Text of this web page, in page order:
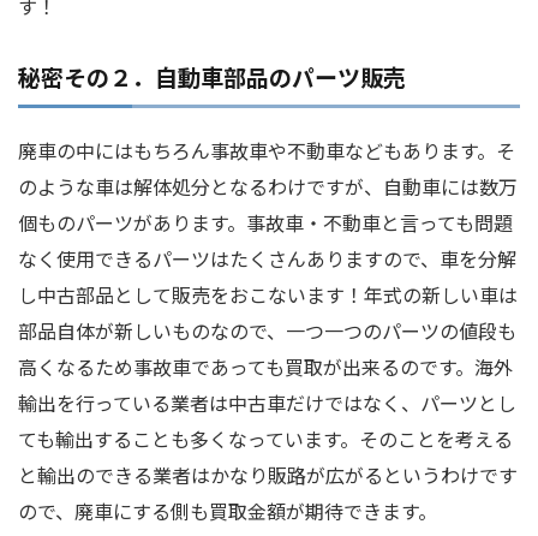
秘密その２．自動車部品のパーツ販売
廃車の中にはもちろん事故車や不動車などもあります。そ
のような車は解体処分となるわけですが、自動車には数万
個ものパーツがあります。事故車・不動車と言っても問題
なく使用できるパーツはたくさんありますので、車を分解
し中古部品として販売をおこないます！年式の新しい車は
部品自体が新しいものなので、一つ一つのパーツの値段も
高くなるため事故車であっても買取が出来るのです。海外
輸出を行っている業者は中古車だけではなく、パーツとし
ても輸出することも多くなっています。そのことを考える
と輸出のできる業者はかなり販路が広がるというわけです
ので、廃車にする側も買取金額が期待できます。